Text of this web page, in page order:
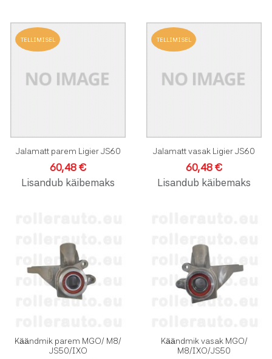
TELLIMISEL Lisa soovinimekirja
Kiirvaade
Jalamatt parem Ligier JS60
60,48 €
Lisandub käibemaks
TELLIMISEL
Jalamatt vasak Ligier JS60
60,48 €
Lisandub käibemaks
Lisa võrdlusesse
Käändmik parem MGO/ M8/
JS50/IXO
Käändmik vasak MGO/
M8/IXO/JS50